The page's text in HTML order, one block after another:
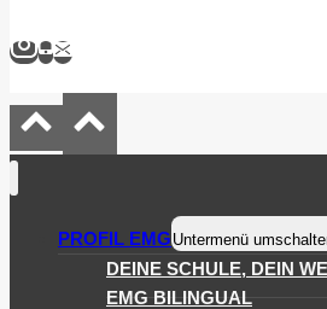
PROFIL EMG Untermenü
DEINE SCHULE, DEIN
EMG BILINGUAL